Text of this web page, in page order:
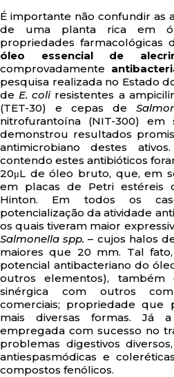
É importante não confundir as
de uma planta rica em
propriedades farmacológicas
óleo essencial de
comprovadamente
pesquisa realizada no Estado
deE. coliresistentes a
(TET-30) e cepas de
nitrofurantoína (NIT-300)
demonstrou resultados
antimicrobiano destes
contendo estes antibióticos
20μL de óleo bruto, que, em
em placas de Petri estéreis
Hinton. Em todos os
potencialização da atividade
os quais tiveram maior
Salmonella spp. – cujos halos
maiores que 20 mm. Tal
potencial antibacteriano do
outros elementos), também
sinérgica com outros
comerciais; propriedade que
mais diversas formas. Já
empregada com sucesso no
problemas digestivos
antiespasmódicas e
compostos fenólicos.